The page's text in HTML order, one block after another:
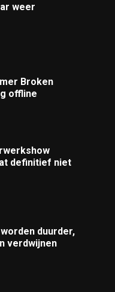
weer
Broken
offline
definitief niet
duurder,
verdwijnen